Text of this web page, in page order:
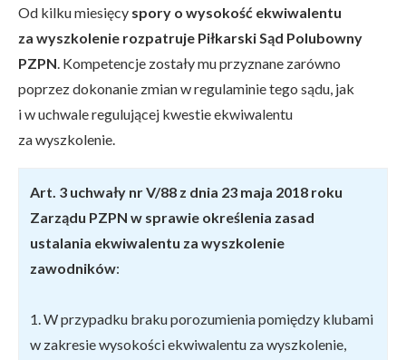
Od kilku miesięcy spory o wysokość ekwiwalentu
za wyszkolenie rozpatruje Piłkarski Sąd Polubowny
PZPN. Kompetencje zostały mu przyznane zarówno
poprzez dokonanie zmian w regulaminie tego sądu, jak
i w uchwale regulującej kwestie ekwiwalentu
za wyszkolenie.
Art. 3 uchwały nr V/88 z dnia 23 maja 2018 roku
Zarządu PZPN w sprawie określenia zasad
ustalania ekwiwalentu za wyszkolenie
zawodników:
1. W przypadku braku porozumienia pomiędzy klubami
w zakresie wysokości ekwiwalentu za wyszkolenie,